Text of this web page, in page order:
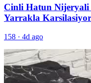
Cinli Hatun
Yarrakla Karsilasiyor
158 · 4d ago